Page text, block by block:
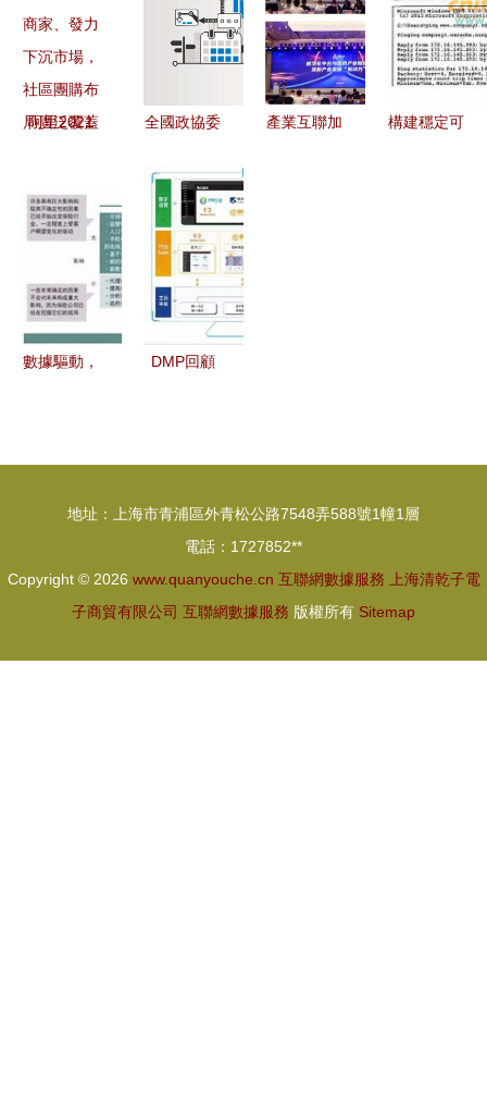
度洞察
制勝之道
產品，助推
互聯網數據
服務再升級
阿里2021
發力下沉市
購布局廣泛
覆蓋
全國政協委
中國邁向高
質量的工業
互聯網與數
據服務新時
代
產業互聯加
構建穩定可
數據驅動，
DMP回顧
云平臺搶眼
地址：上海市青浦區外青松公路7548弄588號1幢1層
電話：1727852**
Copyright © 2026 www.quanyouche.cn 互聯網數據服務
上海清乾子電
子商貿有限公司 互聯網數據服務 版權所有 Sitemap